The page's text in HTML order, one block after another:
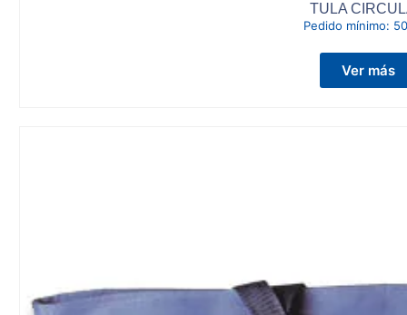
TULA
Pedido mínimo:
Ver más